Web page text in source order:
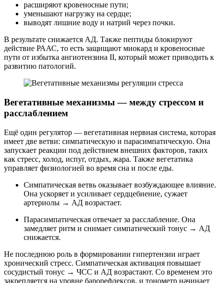
расширяют кровеносные пути;
уменьшают нагрузку на сердце;
выводят лишние воду и натрий через почки.
В результате снижается АД. Также пептиды блокируют
действие РААС, то есть защищают миокард и кровеносные
пути от избытка ангиотензина II, который может приводить к
развитию патологий.
Вегетативные механизмы — между стрессом и
расслаблением
Ещё один регулятор — вегетативная нервная система, которая
имеет две ветви: симпатическую и парасимпатическую. Она
запускает реакции под действием внешних факторов, таких
как стресс, холод, испуг, отдых, жара. Также вегетатика
управляет физиологией во время сна и после еды.
Симпатическая ветвь оказывает возбуждающее влияние.
Она ускоряет и усиливает сердцебиение, сужает
артериолы → АД возрастает.
Парасимпатическая отвечает за расслабление. Она
замедляет ритм и снимает симпатический тонус → АД
снижается.
Не последнюю роль в формировании гипертензии играет
хронический стресс. Симпатическая активация повышает
сосудистый тонус → ЧСС и АД возрастают. Со временем это
закрепляется на уровне барорефлексов, и тонометр начинает